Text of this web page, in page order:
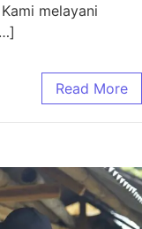
melayani
Read More